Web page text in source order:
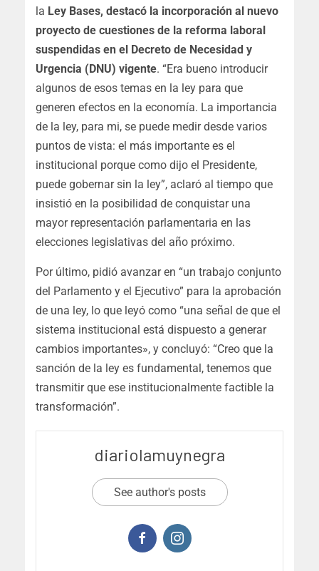
la Ley Bases, destacó la incorporación al nuevo
proyecto de cuestiones de la reforma laboral
suspendidas en el Decreto de Necesidad y
Urgencia (DNU) vigente. “Era bueno introducir
algunos de esos temas en la ley para que
generen efectos en la economía. La importancia
de la ley, para mi, se puede medir desde varios
puntos de vista: el más importante es el
institucional porque como dijo el Presidente,
puede gobernar sin la ley”, aclaró al tiempo que
insistió en la posibilidad de conquistar una
mayor representación parlamentaria en las
elecciones legislativas del año próximo.
Por último, pidió avanzar en “un trabajo conjunto
del Parlamento y el Ejecutivo” para la aprobación
de una ley, lo que leyó como “una señal de que el
sistema institucional está dispuesto a generar
cambios importantes», y concluyó: “Creo que la
sanción de la ley es fundamental, tenemos que
transmitir que ese institucionalmente factible la
transformación”.
diariolamuynegra
See author's posts